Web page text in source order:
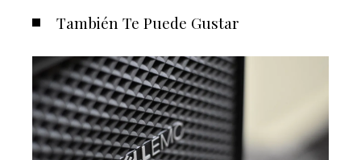
También Te Puede Gustar